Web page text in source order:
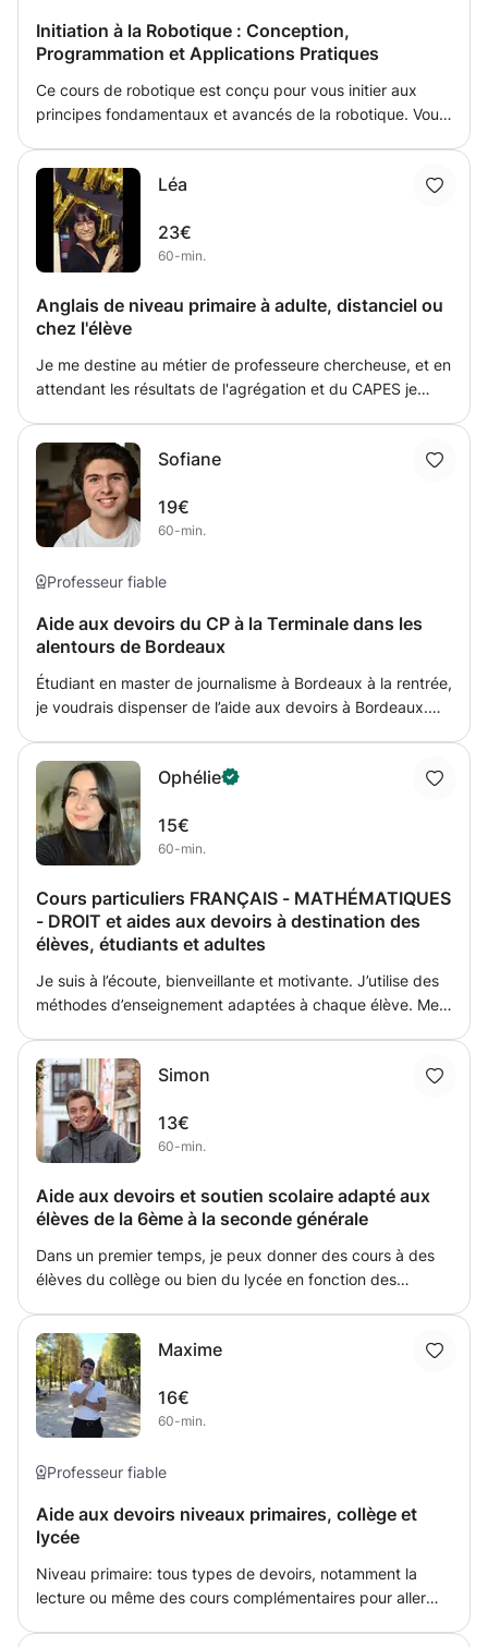
envie d’apprendre !
Initiation à la Robotique : Conception,
Programmation et Applications Pratiques
Ce cours de robotique est conçu pour vous initier aux
principes fondamentaux et avancés de la robotique. Vous
incluent : - Les bases de l'électronique et des capteurs
pour la robotique. - La programmation de
microcontrôleurs (ex. : Arduino, Raspberry Pi,ESP32). -
Les techniques de navigation et d'évitement d'obstacles.
vous soyez étudiant ou simplement curieux de découvrir
cet univers, ce cours vous apportera les compétences
robotiques.
Léa
23€
60-min.
Anglais de niveau primaire à adulte, distanciel ou
chez l'élève
Je me destine au métier de professeure chercheuse, et en
attendant les résultats de l'agrégation et du CAPES je
cette langue, parfois enseignée de manière peu ludique à
l'école. Première séance en distanciel afin de discuter des
besoins de l'élève.
Sofiane
19€
60-min.
Professeur fiable
Aide aux devoirs du CP à la Terminale dans les
alentours de Bordeaux
Étudiant en master de journalisme à Bordeaux à la rentrée,
je voudrais dispenser de l’aide aux devoirs à Bordeaux.
secondaire (collège puis lycée) en tutorat (je l'aidais pour
toutes les matières : mathématiques, physique-chimie,
anglais, français...). Tout s'est toujours bien passé avec
elle : ses notes n'ont fait que progresser positivement. Ses
et m'ont déjà recommandé à d'autres parents.
Emphatique et social, ce sera un plaisir pour moi de suivre
un ou plusieurs élèves. Je peux aussi accompagner des
élèves de terminale dans leurs démarches Parcoursup Je
peux commencer dès le 3 septembre, jour de mon arrivée
dans l'agglomération bordelaise et suis prêt à répondre à
toutes vos questions éventuelles.
Ophélie
15€
60-min.
Cours particuliers FRANÇAIS - MATHÉMATIQUES
- DROIT et aides aux devoirs à destination des
élèves, étudiants et adultes
Je suis à l’écoute, bienveillante et motivante. J’utilise des
méthodes d’enseignement adaptées à chaque élève. Mes
mes méthodes de travail et des outils d’apprentissage
pour la réussite de l’élève.
Simon
13€
60-min.
Aide aux devoirs et soutien scolaire adapté aux
élèves de la 6ème à la seconde générale
Dans un premier temps, je peux donner des cours à des
élèves du collège ou bien du lycée en fonction des
d'échange sur les notions et/ou difficultés à traiter.
Ensuite, je mets en place avec l'élève un plan pour
atteindre les objectifs fixés en amont. L'idée principale est
que l'élève parvient de lui même au résultat tout en étant
d'apprentissage est d'aider l'élève à comprendre de lui-
mettre en œuvre pour satisfaire les attentes et objectifs
de l'élève, par exemple, adapter les exercices, prendre le
temps pour expliquer les points difficiles à comprendre.
Maxime
16€
60-min.
Professeur fiable
Aide aux devoirs niveaux primaires, collège et
lycée
Niveau primaire: tous types de devoirs, notamment la
lecture ou même des cours complémentaires pour aller